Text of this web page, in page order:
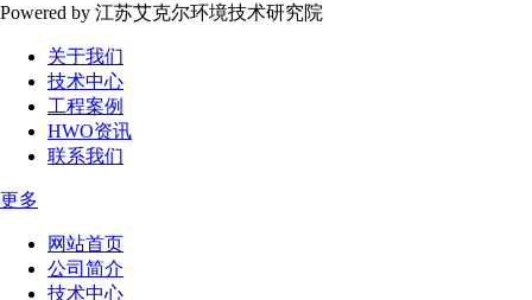
Powered by 江苏艾克尔环境技术研究院
关于我们
技术中心
工程案例
HWO资讯
联系我们
更多
网站首页
公司简介
技术中心